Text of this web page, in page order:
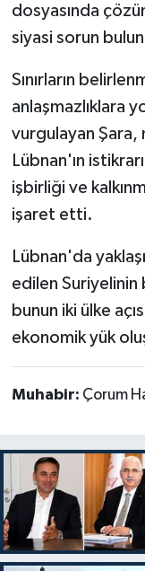
dosyasında
siyasi sorun
Sınırların
anlaşmazlıklara
vurgulayan
Lübnan'ın
işbirliği ve
işaret etti.
Lübnan'da
edilen Suriyelinin
bunun iki ülke
ekonomik yük
Muhabir: Çorum